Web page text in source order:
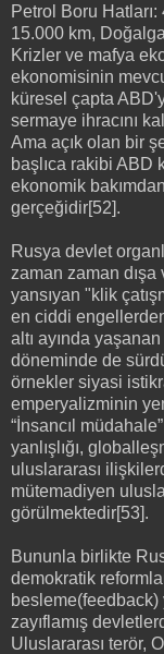
Petrol Boru
15.000 km,
Krizler ve mafya
ekonomisinin
küresel çapta
sermaye ihracını
Ama açık olan bir
başlıca rakibi ABD
ekonomik
gerçeğidir[52].
Rusya devlet
zaman zaman
yansıyan "klik
en ciddi
altı ayında
döneminde de
örnekler siyasi
emperyalizminin
“İnsancıl
yanlışlığı,
uluslararası
mütemadiyen
görülmektedir[53].
Bununla birlikte
demokratik
zayıflamış
Uluslararası terör,